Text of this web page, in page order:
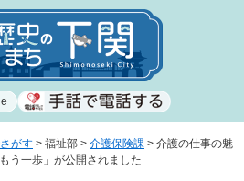
がす > 福祉部 > 介護保険課 > 介護の仕事の魅
う一歩」が公開されました